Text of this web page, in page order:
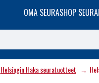
OMA SEURASHOP
Helsingin Haka seuratuotteet